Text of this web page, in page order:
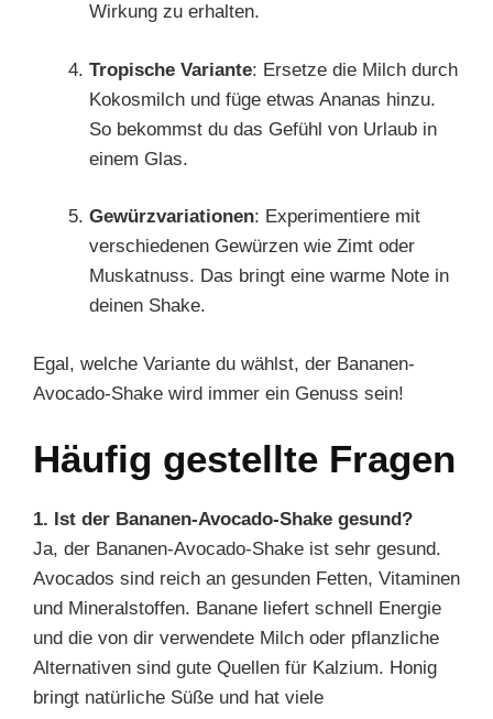
Wirkung zu erhalten.
Tropische Variante: Ersetze die Milch durch
Kokosmilch und füge etwas Ananas hinzu.
So bekommst du das Gefühl von Urlaub in
einem Glas.
Gewürzvariationen: Experimentiere mit
verschiedenen Gewürzen wie Zimt oder
Muskatnuss. Das bringt eine warme Note in
deinen Shake.
Egal, welche Variante du wählst, der Bananen-
Avocado-Shake wird immer ein Genuss sein!
Häufig gestellte Fragen
1. Ist der Bananen-Avocado-Shake gesund?
Ja, der Bananen-Avocado-Shake ist sehr gesund.
Avocados sind reich an gesunden Fetten, Vitaminen
und Mineralstoffen. Banane liefert schnell Energie
und die von dir verwendete Milch oder pflanzliche
Alternativen sind gute Quellen für Kalzium. Honig
bringt natürliche Süße und hat viele